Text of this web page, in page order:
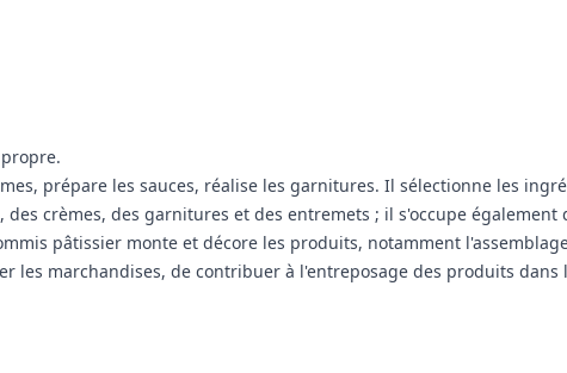
prépare les sauces, réalise les garnitures. Il sélectionne les
crèmes, des garnitures et des entremets ; il s'occupe également
pâtissier monte et décore les produits, notamment
les marchandises, de contribuer à l'entreposage des produits dans